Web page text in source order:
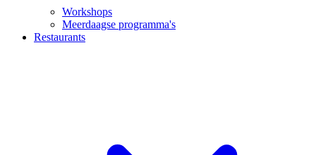
Workshops
Meerdaagse programma's
Restaurants